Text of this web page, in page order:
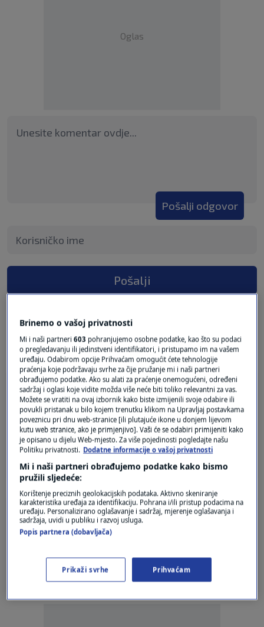
Oglas
Pošalji odgovor
Pošalji
2 KOMENTARA Najnovije
prije 2 mjeseci
Keko
Nakon Ruskog na redu je Američko gaženje.
Prodali se Poljaci za bocu plina.
Odgovor
prije 2 mjeseci
TU
Brinemo o vašoj privatnosti
Mi i naši partneri603 pohranjujemo osobne podatke, kao što su podaci
o pregledavanju ili jedinstveni identifikatori, i pristupamo im na vašem
uređaju. Odabirom opcije Prihvaćam omogućit ćete tehnologije
praćenja koje podržavaju svrhe za čije pružanje mi i naši partneri
obrađujemo podatke. Ako su alati za praćenje onemogućeni, određeni
sadržaj i oglasi koje vidite možda više neće biti toliko relevantni za vas.
Možete se vratiti na ovaj izbornik kako biste izmijenili svoje odabire ili
povukli pristanak u bilo kojem trenutku klikom na Upravljaj postavkama
poveznicu pri dnu web-stranice [ili plutajuće ikone u donjem lijevom
kutu web stranice, ako je primjenjivo]. Vaši će se odabiri primijeniti kako
je opisano u dijelu Web-mjesto. Za više pojedinosti pogledajte našu
Politiku privatnosti. Dodatne informacije o vašoj privatnosti
Mi i naši partneri obrađujemo podatke kako bismo
pružili sljedeće:
Korištenje preciznih geolokacijskih podataka. Aktivno skeniranje
karakteristika uređaja za identifikaciju. Pohrana i/ili pristup podacima na
uređaju. Personalizirano oglašavanje i sadržaj, mjerenje oglašavanja i
sadržaja, uvidi u publiku i razvoj usluga.
Popis partnera (dobavljača)
Prikaži svrhe Prihvaćam